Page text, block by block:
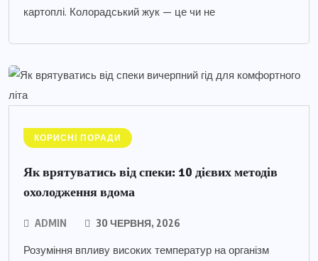
картоплі. Колорадський жук — це чи не
КОРИСНІ ПОРАДИ
Як врятуватись від спеки: 10 дієвих методів
охолодження вдома
ADMIN 30 ЧЕРВНЯ, 2026
Розуміння впливу високих температур на організм